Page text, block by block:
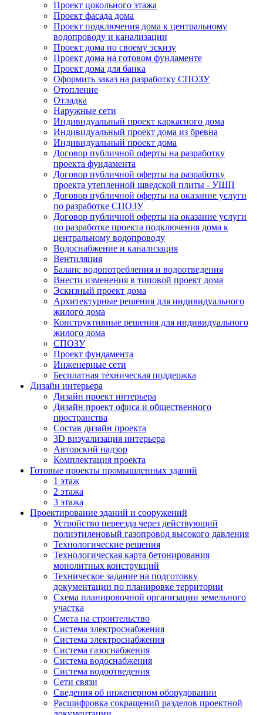
Проект цокольного этажа
Проект фасада дома
Проект подключения дома к центральному
водопроводу и канализации
Проект дома по своему эскизу
Проект дома на готовом фундаменте
Проект дома для банка
Оформить заказ на разработку СПОЗУ
Отопление
Отладка
Наружные сети
Индивидуальный проект каркасного дома
Индивидуальный проект дома из бревна
Индивидуальный проект дома
Договор публичной оферты на разработку
проекта фундамента
Договор публичной оферты на разработку
проекта утепленной шведской плиты - УШП
Договор публичной оферты на оказание услуги
по разработке СПОЗУ
Договор публичной оферты на оказание услуги
по разработке проекта подключения дома к
центральному водопроводу
Водоснабжение и канализация
Вентиляция
Баланс водопотребления и водоотведения
Внести изменения в типовой проект дома
Эскизный проект дома
Архитектурные решения для индивидуального
жилого дома
Конструктивные решения для индивидуального
жилого дома
СПОЗУ
Проект фундамента
Инженерные сети
Бесплатная техническая поддержка
Дизайн интерьера
Дизайн проект интерьера
Дизайн проект офиса и общественного
пространства
Состав дизайн проекта
3D визуализация интерьера
Авторский надзор
Комплектация проекта
Готовые проекты промышленных зданий
1 этаж
2 этажа
3 этажа
Проектирование зданий и сооружений
Устройство переезда через действующий
полиэтиленовый газопровод высокого давления
Технологические решения
Технологическая карта бетонирования
монолитных конструкций
Техническое задание на подготовку
документации по планировке территории
Схема планировочной организации земельного
участка
Смета на строительство
Система электроснабжения
Система электроснабжения
Система газоснабжения
Система водоснабжения
Система водоотведения
Сети связи
Сведения об инженерном оборудовании
Расшифровка сокращений разделов проектной